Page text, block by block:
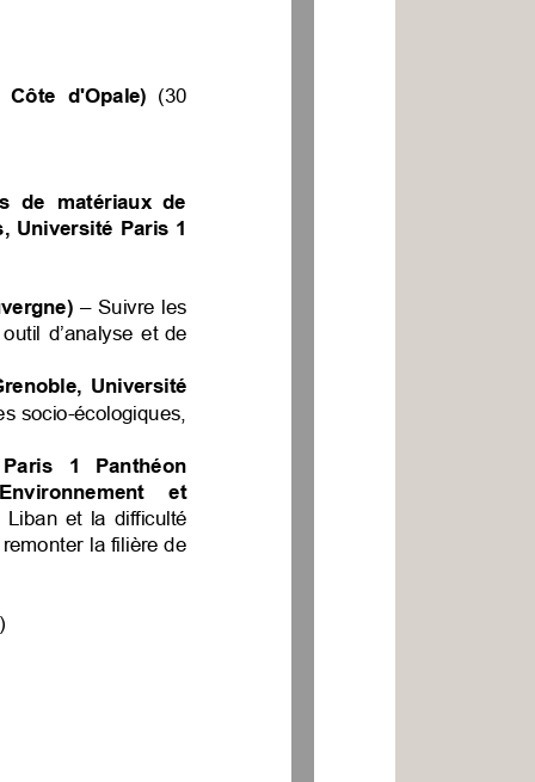
Côte d'Opale) (30
de matériaux de
Université Paris 1
– Suivre les
outil d’analyse et de
Université
socio-écologiques,
Paris 1
Panthéon
et
Liban et la difficulté
remonter la filière de